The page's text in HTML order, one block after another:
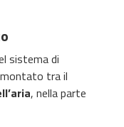
sistema di
montato tra il
, nella parte